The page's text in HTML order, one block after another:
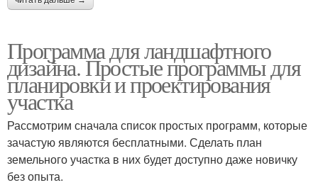
Программа для ландшафтного
дизайна. Простые программы для
планировки и проектирования
участка
Рассмотрим сначала список простых программ, которые
зачастую являются бесплатными. Сделать план
земельного участка в них будет доступно даже новичку
без опыта.